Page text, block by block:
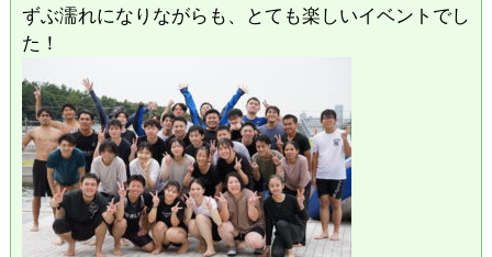
ずぶ濡れになりながらも、とても楽しいイベントでし
た！